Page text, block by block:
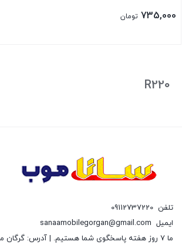
735,000 تومان
R220
تلفن 09112737220
ایمیل sanaamobilegorgan@gmail.com
ما 7 روز هفته پاسخگوی شما هستیم. | آدرس: